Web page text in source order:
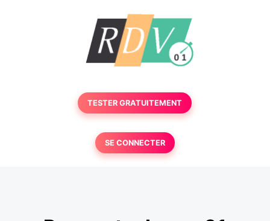
TESTER GRATUITEMENT
SE CONNECTER